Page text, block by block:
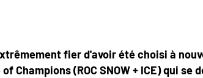
fier d'avoir été choisi à
Champions (ROC SNOW + ICE) qui